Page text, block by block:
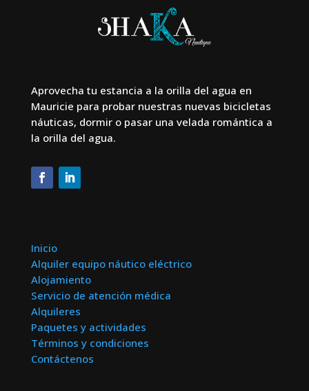
Aprovecha tu estancia a la orilla del agua en
Mauricie para probar nuestras nuevas bicicletas
náuticas, dormir o pasar una velada romántica a
la orilla del agua.
Inicio
Alquiler equipo náutico eléctrico
Alojamiento
Servicio de atención médica
Alquileres
Paquetes y actividades
Términos y condiciones
Contáctenos